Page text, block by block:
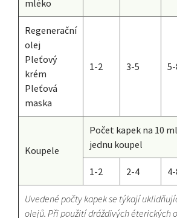
mléko
Regenerační
olej
Pleťový
krém
Pleťová
maska
1-2 3-5
Koupele
Počet kapek na 10
jednu koupel
1-2 2-4
Uvedené počty kapek se týkají
olejů. Při použití dráždivých éterických